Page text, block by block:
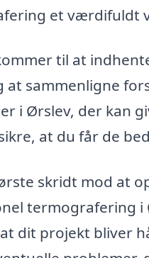
et værdifuldt
til at
at sammenligne
i Ørslev, der kan
at du får de
skridt mod at
termografering i
dit projekt bliver